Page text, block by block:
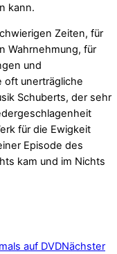
kann.
Zeiten, für
Wahrnehmung, für
und
oft unerträgliche
Schuberts, der sehr
für die Ewigkeit
Episode des
kam und im Nichts
auf DVDNächster